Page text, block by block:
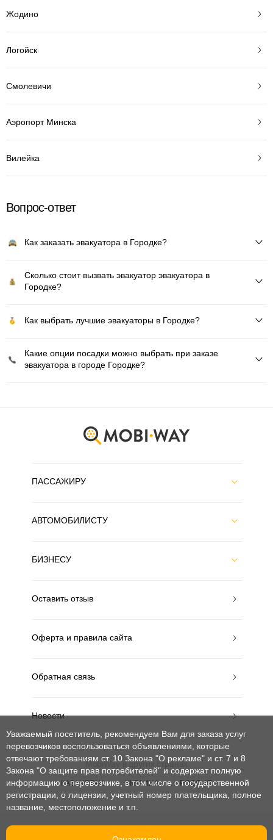
Жодино
Логойск
Смолевичи
Аэропорт Минска
Вилейка
Вопрос-ответ
Как заказать эвакуатора в Городке?
Сколько стоит вызвать эвакуатор эвакуатора в
Городке?
Как выбрать лучшие эвакуаторы в Городке?
Какие опции посадки можно выбрать при заказе
эвакуатора в городе Городке?
ПАССАЖИРУ
АВТОМОБИЛИСТУ
БИЗНЕСУ
Оставить отзыв
Оферта и правила сайта
Обратная связь
Новости
MobiWay в других странах
КАЗАХСТАН УКРАИНА РОССИЯ
Уважаемый посетитель, рекомендуем Вам для заказа услуг
перевозчиков воспользоваться объявлениями, которые
отвечают требованиям ст. 10 Закона "О рекламе" и ст. 7 и 8
Закона "О защите прав потребителей" и содержат полную
информацию о перевозчике, в том числе о государственной
регистрации, о лицензии, учетный номер плательщика, полное
название, местоположение и т.п.